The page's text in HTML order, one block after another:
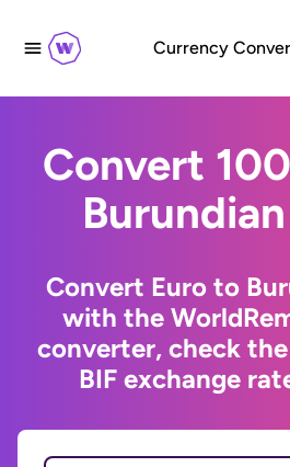
Currency
Convert
Convert Euro to
with the
converter, check
BIF exchange